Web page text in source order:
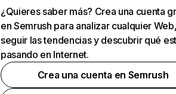
¿Quieres saber más? Crea una cuenta
en Semrush para analizar cualquier
seguir las tendencias y descubrir qué
pasando en Internet.
Crea una cuenta en Semrush